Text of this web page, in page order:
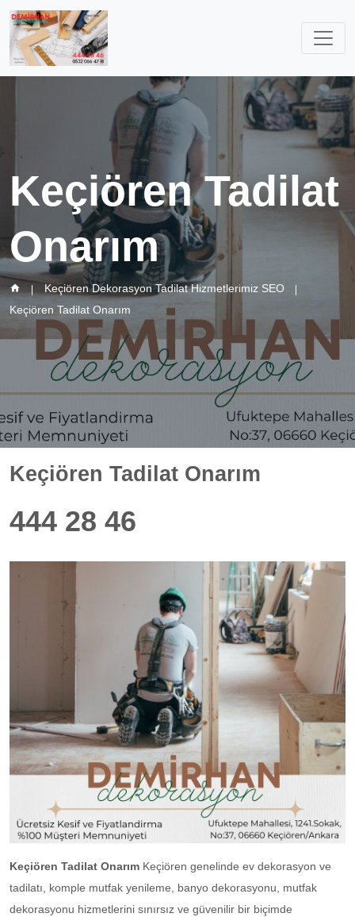
Keçiören Tadilat
Onarım
Keçiören Dekorasyon Tadilat Hizmetlerimiz SEO
Keçiören Tadilat Onarım
Keçiören Tadilat Onarım
444 28 46
Keçiören Tadilat Onarım Keçiören genelinde ev dekorasyon ve
tadilatı, komple mutfak yenileme, banyo dekorasyonu, mutfak
dekorasyonu hizmetlerini sınırsız ve güvenilir bir biçimde